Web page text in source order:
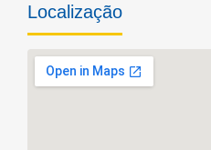
Localização